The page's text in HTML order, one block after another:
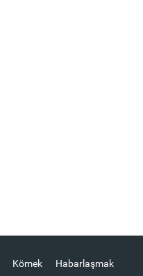
Kömek
Habarlaşmak